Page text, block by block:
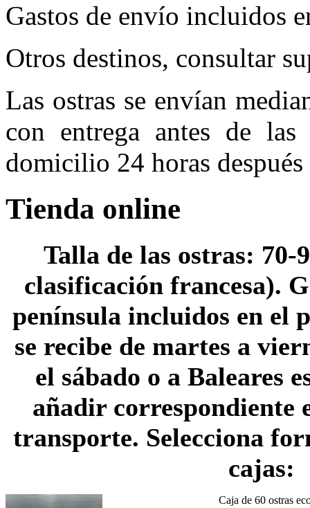
Gastos de envío incluidos
Otros destinos, consultar
Las ostras se envían
con entrega antes de
domicilio 24 horas después
Tienda online
Talla de las ostras: 70-
clasificación francesa).
península incluidos en el
se recibe de martes a
el sábado o a Baleares
añadir correspondiente
transporte. Selecciona
cajas:
Caja de 60 ostras